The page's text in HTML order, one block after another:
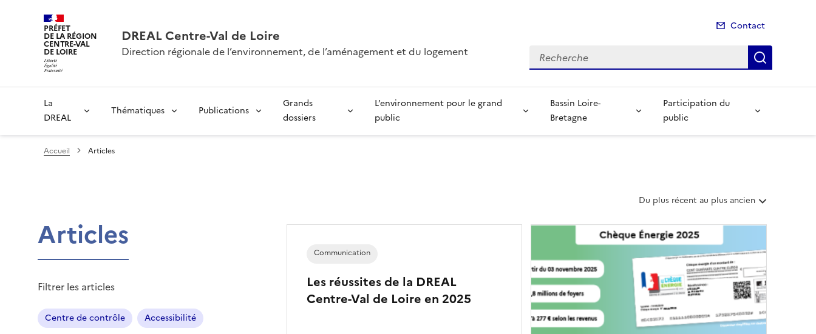
PRÉFET
DE LA RÉGION
CENTRE-VAL
DE LOIRE
DREAL Centre-Val de Loire
Direction régionale de l’environnement, de l’aménagement et du logement
Contact
Recherche
La
DREAL
Thématiques Publications
Grands
dossiers
L’environnement pour le grand
public
Bassin Loire-
Bretagne
Participation du
public
Accueil Articles
T
i
e
r
l
e
s
r
t
Du plus récent au plus ancien
Articles
Filtrer les articles
Centre de contrôle Accessibilité
Les réussites de la DREAL
Centre-Val de Loire en 2025
Communication